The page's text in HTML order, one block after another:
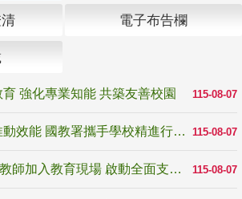
電子布告欄
115-08-07
強化專業知能 共築友善校園
115-08-07
強化學習歷程檔案推動效能 國教署攜手學校精進行政與教學支持
115-08-07
迎接115學年度新進教師加入教育現場 啟動全面支持陪伴